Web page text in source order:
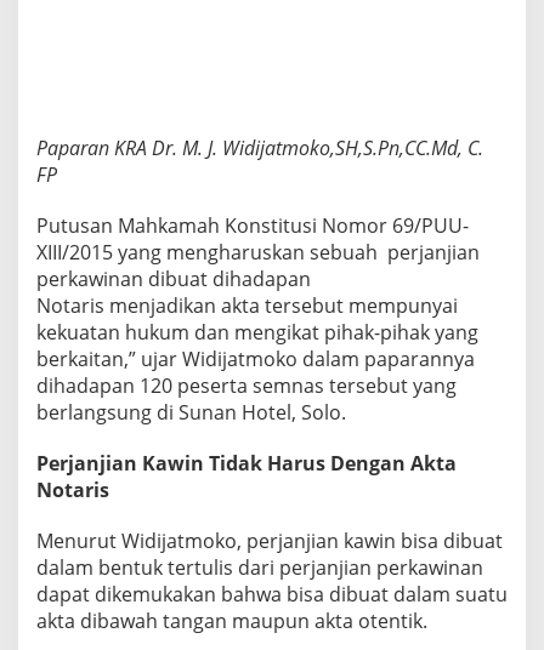
n
k
U
n
u
k
D
i
b
a
a
Paparan KRA Dr. M. J. Widijatmoko,SH,S.Pn,CC.Md, C.
FP
Putusan Mahkamah Konstitusi Nomor 69/PUU-
XIII/2015 yang mengharuskan sebuah perjanjian
perkawinan dibuat dihadapan
Notaris menjadikan akta tersebut mempunyai
kekuatan hukum dan mengikat pihak-pihak yang
berkaitan,” ujar Widijatmoko dalam paparannya
dihadapan 120 peserta semnas tersebut yang
berlangsung di Sunan Hotel, Solo.
Perjanjian Kawin Tidak Harus Dengan Akta
Notaris
Menurut Widijatmoko, perjanjian kawin bisa dibuat
dalam bentuk tertulis dari perjanjian perkawinan
dapat dikemukakan bahwa bisa dibuat dalam suatu
akta dibawah tangan maupun akta otentik.